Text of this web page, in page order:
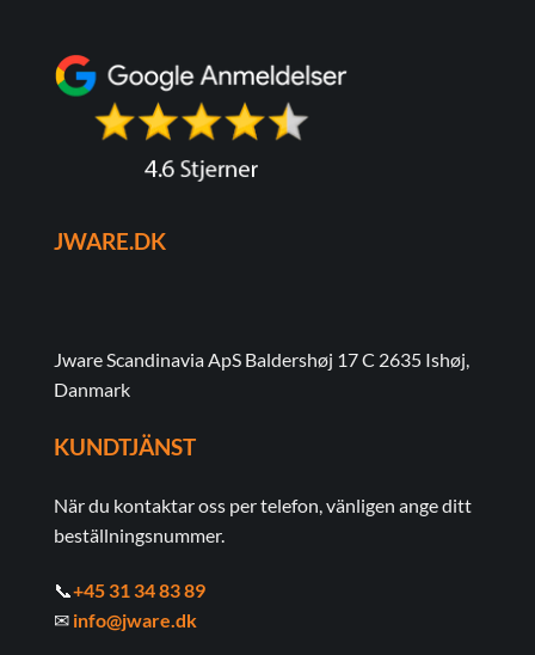
JWARE.DK
Jware Scandinavia ApS Baldershøj 17 C 2635 Ishøj,
Danmark
KUNDTJÄNST
När du kontaktar oss per telefon, vänligen ange ditt
beställningsnummer.
📞+45 31 34 83 89
✉ info@jware.dk